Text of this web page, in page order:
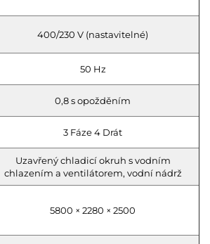
400/230 V (nastavitelné)
50 Hz
0,8 s opožděním
3 Fáze 4 Drát
Uzavřený chladicí okruh s vodním
chlazením a ventilátorem, vodní nádrž
5800 × 2280 × 2500